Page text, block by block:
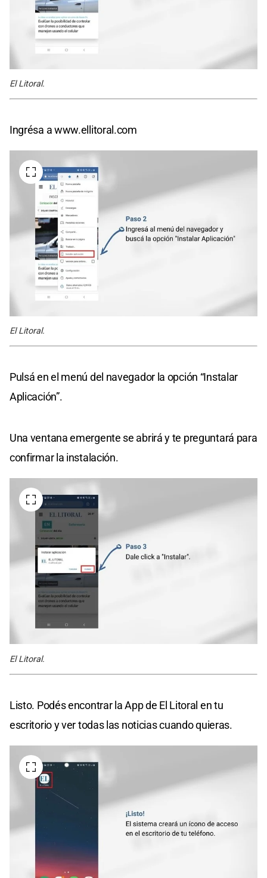
El Litoral.
Ingrésa a www.ellitoral.com
El Litoral.
Pulsá en el menú del navegador la opción “Instalar
Aplicación”.
Una ventana emergente se abrirá y te preguntará para
confirmar la instalación.
El Litoral.
Listo. Podés encontrar la App de El Litoral en tu
escritorio y ver todas las noticias cuando quieras.